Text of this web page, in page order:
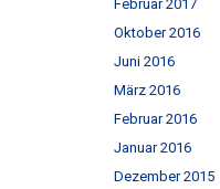
Februar 2017
Oktober 2016
Juni 2016
März 2016
Februar 2016
Januar 2016
Dezember 2015